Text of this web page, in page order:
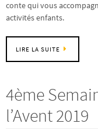
conte qui vous
activités enfants.
LIRE LA SUITE
4ème
l’Avent 2019